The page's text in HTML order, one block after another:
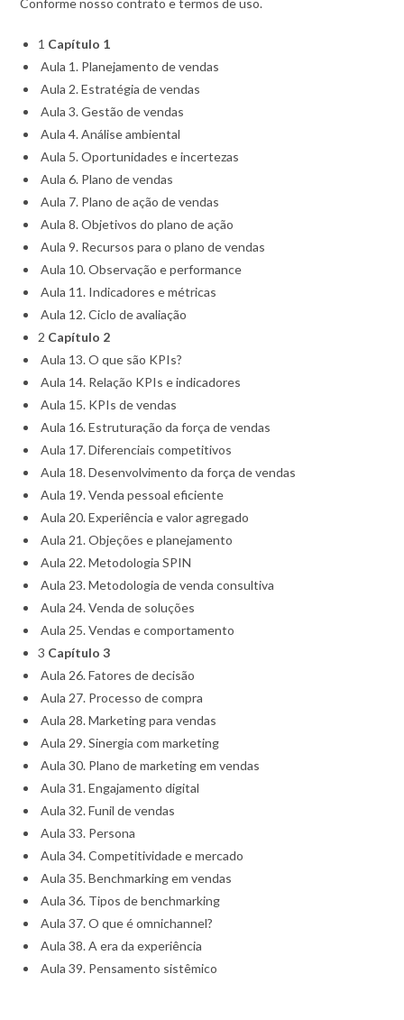
Conforme nosso contrato e termos de uso.
1 Capítulo 1
Aula 1. Planejamento de vendas
Aula 2. Estratégia de vendas
Aula 3. Gestão de vendas
Aula 4. Análise ambiental
Aula 5. Oportunidades e incertezas
Aula 6. Plano de vendas
Aula 7. Plano de ação de vendas
Aula 8. Objetivos do plano de ação
Aula 9. Recursos para o plano de vendas
Aula 10. Observação e performance
Aula 11. Indicadores e métricas
Aula 12. Ciclo de avaliação
2 Capítulo 2
Aula 13. O que são KPIs?
Aula 14. Relação KPIs e indicadores
Aula 15. KPIs de vendas
Aula 16. Estruturação da força de vendas
Aula 17. Diferenciais competitivos
Aula 18. Desenvolvimento da força de vendas
Aula 19. Venda pessoal eficiente
Aula 20. Experiência e valor agregado
Aula 21. Objeções e planejamento
Aula 22. Metodologia SPIN
Aula 23. Metodologia de venda consultiva
Aula 24. Venda de soluções
Aula 25. Vendas e comportamento
3 Capítulo 3
Aula 26. Fatores de decisão
Aula 27. Processo de compra
Aula 28. Marketing para vendas
Aula 29. Sinergia com marketing
Aula 30. Plano de marketing em vendas
Aula 31. Engajamento digital
Aula 32. Funil de vendas
Aula 33. Persona
Aula 34. Competitividade e mercado
Aula 35. Benchmarking em vendas
Aula 36. Tipos de benchmarking
Aula 37. O que é omnichannel?
Aula 38. A era da experiência
Aula 39. Pensamento sistêmico